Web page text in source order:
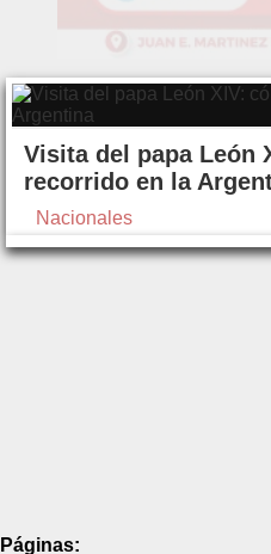
Visita del papa León
recorrido en la
Nacionales
Páginas: